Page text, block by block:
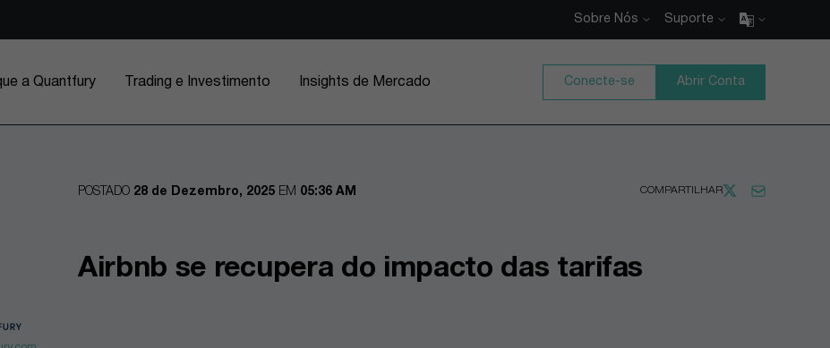
Sobre Nós Suporte
a Quantfury Trading e Investimento Insights de Mercado Conecte-se Abrir Conta
COMPARTILHAR
POSTADO 28 de Dezembro, 2025 EM 05:36 AM
Airbnb se recupera do impacto das tarifas